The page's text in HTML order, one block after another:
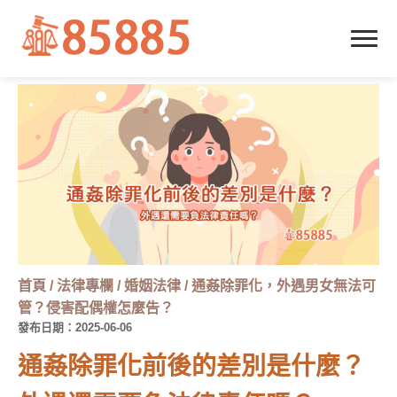
首頁 /法律專欄 /婚姻法律 /通姦除罪化，外遇男女無法可
管？侵害配偶權怎麼告？
發布日期：2025-06-06
通姦除罪化前後的差別是什麼？